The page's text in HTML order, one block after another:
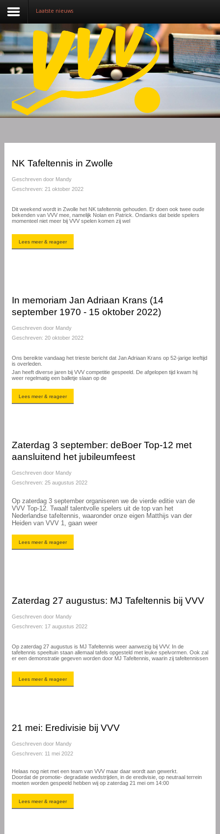
Nieuws
Over VVV
Lidmaatschap
Competitie
Sponsoring
English
Laatste nieuws
NK Tafeltennis in Zwolle
Geschreven door Mandy
Geschreven: 21 oktober 2022
Dit weekend wordt in Zwolle het NK tafeltennis gehouden. Er doen ook twee oude
bekenden van VVV mee, namelijk Nolan en Patrick. Ondanks dat beide spelers
momenteel niet meer bij VVV spelen komen zij wel
Lees meer & reageer
In memoriam Jan Adriaan Krans (14
september 1970 - 15 oktober 2022)
Geschreven door Mandy
Geschreven: 20 oktober 2022
Ons bereikte vandaag het trieste bericht dat Jan Adriaan Krans op 52-jarige leeftijd
is overleden.
Jan heeft diverse jaren bij VVV competitie gespeeld. De afgelopen tijd kwam hij
weer regelmatig een balletje slaan op de
Lees meer & reageer
Zaterdag 3 september: deBoer Top-12 met
aansluitend het jubileumfeest
Geschreven door Mandy
Geschreven: 25 augustus 2022
Op zaterdag 3 september organiseren we de vierde editie van de
VVV Top-12. Twaalf talentvolle spelers uit de top van het
Nederlandse tafeltennis, waaronder onze eigen Matthijs van der
Heiden van VVV 1, gaan weer
Lees meer & reageer
Zaterdag 27 augustus: MJ Tafeltennis bij VVV
Geschreven door Mandy
Geschreven: 17 augustus 2022
Op zaterdag 27 augustus is MJ Tafeltennis weer aanwezig bij VVV. In de
tafeltennis speeltuin staan allemaal tafels opgesteld met leuke spelvormen. Ook zal
er een demonstratie gegeven worden door MJ Tafeltennis, waarin zij tafeltennissen
Lees meer & reageer
21 mei: Eredivisie bij VVV
Geschreven door Mandy
Geschreven: 11 mei 2022
Helaas nog niet met een team van VVV maar daar wordt aan gewerkt.
Doordat de promotie- degradatie wedstrijden, in de eredivisie, op neutraal terrein
moeten worden gespeeld hebben wij op zaterdag 21 mei om 14:00
Lees meer & reageer